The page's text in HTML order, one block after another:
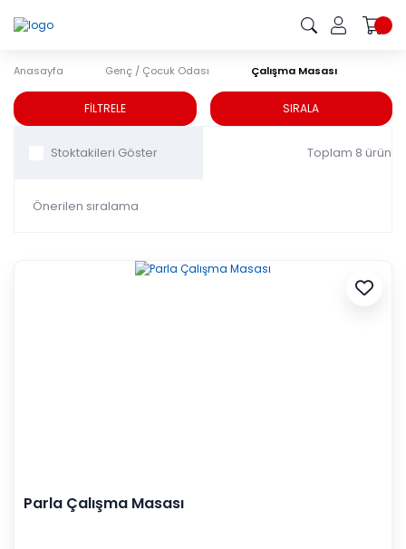
Anasayfa Genç / Çocuk Odası Çalışma Masası
Çalışma Masası
FİLTRELE SIRALA
Toplam 8 ürün
Parla Çalışma Masası